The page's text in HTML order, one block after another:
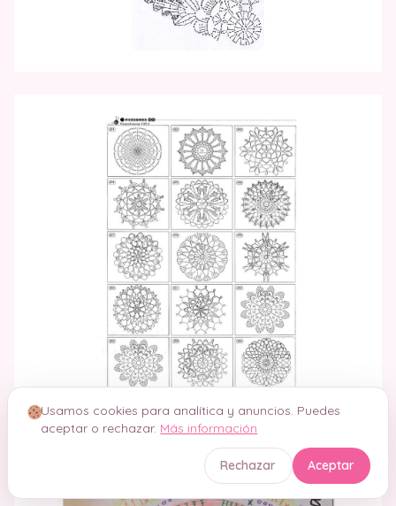
Usamos cookies para analítica y anuncios. Puedes
aceptar o rechazar. Más información
Rechazar Aceptar